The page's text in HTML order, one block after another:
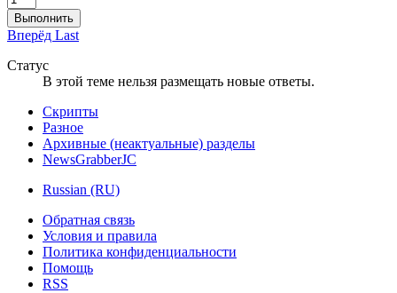
Выполнить
Вперёд Last
Статус
В этой теме нельзя размещать новые ответы.
Скрипты
Разное
Архивные (неактуальные) разделы
NewsGrabberJC
Russian (RU)
Обратная связь
Условия и правила
Политика конфиденциальности
Помощь
RSS